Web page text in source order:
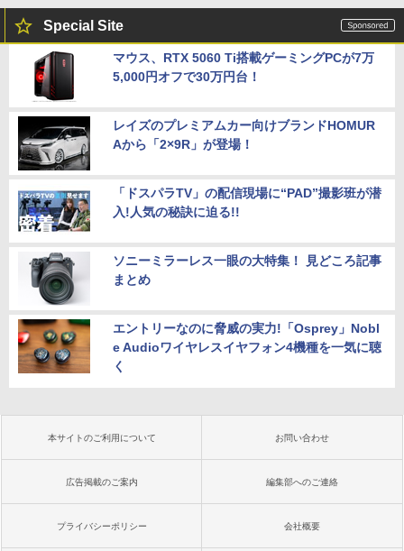
Special Site
マウス、RTX 5060 Ti搭載ゲーミングPCが7万
5,000円オフで30万円台！
レイズのプレミアムカー向けブランドHOMUR
Aから「2×9R」が登場！
「ドスパラTV」の配信現場に“PAD”撮影班が潜
入!人気の秘訣に迫る!!
ソニーミラーレス一眼の大特集！ 見どころ記事
まとめ
エントリーなのに脅威の実力!「Osprey」Nobl
e Audioワイヤレスイヤフォン4機種を一気に聴
く
本サイトのご利用について お問い合わせ
広告掲載のご案内 編集部へのご連絡
プライバシーポリシー 会社概要